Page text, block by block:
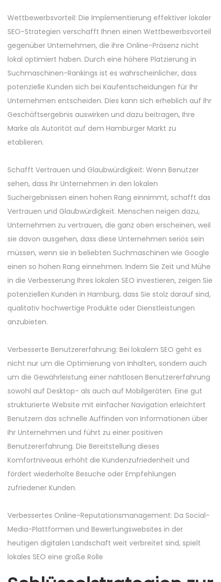
Wettbewerbsvorteil: Die Implementierung effektiver lokaler
SEO-Strategien verschafft Ihnen einen Wettbewerbsvorteil
gegenüber Unternehmen, die ihre Online-Präsenz nicht
lokal optimiert haben. Durch eine höhere Platzierung in
Suchmaschinen-Rankings ist es wahrscheinlicher, dass
potenzielle Kunden sich bei Kaufentscheidungen für Ihr
Unternehmen entscheiden. Dies kann sich erheblich auf Ihr
Geschäftsergebnis auswirken und dazu beitragen, Ihre
Marke als Autorität auf dem Hamburger Markt zu
etablieren.
Schafft Vertrauen und Glaubwürdigkeit: Wenn Benutzer
sehen, dass Ihr Unternehmen in den lokalen
Suchergebnissen einen hohen Rang einnimmt, schafft das
Vertrauen und Glaubwürdigkeit. Menschen neigen dazu,
Unternehmen zu vertrauen, die ganz oben erscheinen, weil
sie davon ausgehen, dass diese Unternehmen seriös sein
müssen, wenn sie in beliebten Suchmaschinen wie Google
einen so hohen Rang einnehmen. Indem Sie Zeit und Mühe
in die Verbesserung Ihres lokalen SEO investieren, zeigen Sie
potenziellen Kunden in Hamburg, dass Sie stolz darauf sind,
qualitativ hochwertige Produkte oder Dienstleistungen
anzubieten.
Verbesserte Benutzererfahrung: Bei lokalem SEO geht es
nicht nur um die Optimierung von Inhalten, sondern auch
um die Gewährleistung einer nahtlosen Benutzererfahrung
sowohl auf Desktop- als auch auf Mobilgeräten. Eine gut
strukturierte Website mit einfacher Navigation erleichtert
Benutzern das schnelle Auffinden von Informationen über
Ihr Unternehmen und führt zu einer positiven
Benutzererfahrung. Die Bereitstellung dieses
Komfortniveaus erhöht die Kundenzufriedenheit und
fördert wiederholte Besuche oder Empfehlungen
zufriedener Kunden.
Verbessertes Online-Reputationsmanagement: Da Social-
Media-Plattformen und Bewertungswebsites in der
heutigen digitalen Landschaft weit verbreitet sind, spielt
lokales SEO eine große Rolle